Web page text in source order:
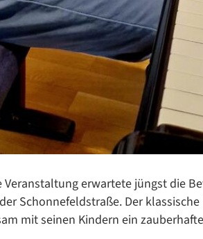
Veranstaltung erwartete jüngst die
Schonnefeldstraße. Der
mit seinen Kindern ein
Google